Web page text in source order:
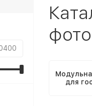
фото
для